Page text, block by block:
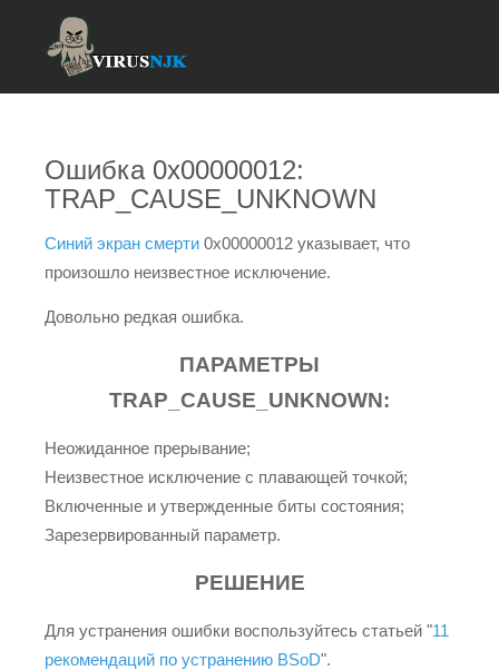
Ошибка 0x00000012:
TRAP_CAUSE_UNKNOWN
Синий экран смерти 0x00000012 указывает, что
произошло неизвестное исключение.
Довольно редкая ошибка.
ПАРАМЕТРЫ
TRAP_CAUSE_UNKNOWN:
Неожиданное прерывание;
Неизвестное исключение с плавающей точкой;
Включенные и утвержденные биты состояния;
Зарезервированный параметр.
РЕШЕНИЕ
Для устранения ошибки воспользуйтесь статьей "11
рекомендаций по устранению BSoD".